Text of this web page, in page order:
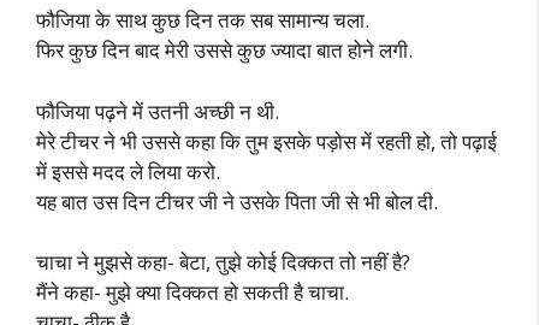
फौजिया के साथ कुछ दिन तक सब सामान्य चला.
फिर कुछ दिन बाद मेरी उससे कुछ ज्यादा बात होने लगी.
फौजिया पढ़ने में उतनी अच्छी न थी.
मेरे टीचर ने भी उससे कहा कि तुम इसके पड़ोस में रहती हो, तो पढ़ाई
में इससे मदद ले लिया करो.
यह बात उस दिन टीचर जी ने उसके पिता जी से भी बोल दी.
चाचा ने मुझसे कहा- बेटा, तुझे कोई दिक्कत तो नहीं है?
मैंने कहा- मुझे क्या दिक्कत हो सकती है चाचा.